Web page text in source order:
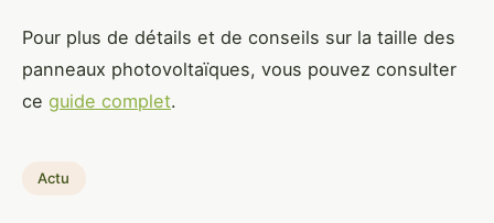
Pour plus de détails et de conseils sur la taille des
panneaux photovoltaïques, vous pouvez consulter
ce guide complet.
Actu